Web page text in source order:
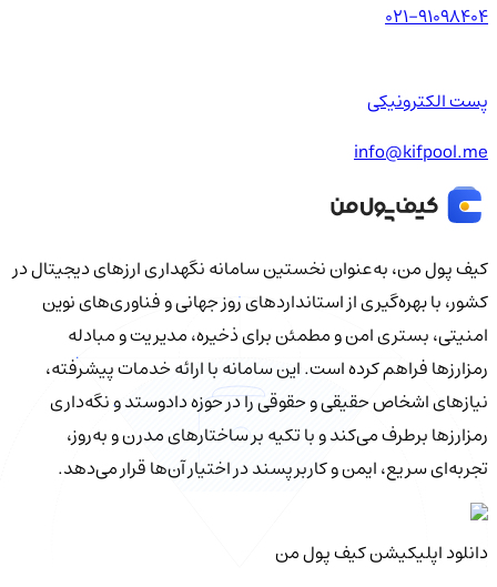
021-91098404
پست الکترونیکی
info@kifpool.me
کیف‌ پول من، به‌عنوان نخستین سامانه نگهداری ارزهای دیجیتال در
کشور، با بهره‌گیری از استانداردهای روز جهانی و فناوری‌های نوین
امنیتی، بستری امن و مطمئن برای ذخیره، مدیریت و مبادله
رمزارزها فراهم کرده است. این سامانه با ارائه خدمات پیشرفته،
نیازهای اشخاص حقیقی و حقوقی را در حوزه دادوستد و نگه‌داری
رمزارزها برطرف می‌کند و با تکیه بر ساختارهای مدرن و به‌روز،
تجربه‌ای سریع، ایمن و کاربرپسند در اختیار آن‌ها قرار می‌دهد.
دانلود اپلیکیشن کیف‌ پول من